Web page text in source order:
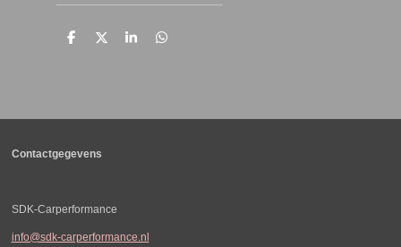
D
D
S
D
Contactgegevens
SDK-Carperformance
info@sdk-carperformance.nl